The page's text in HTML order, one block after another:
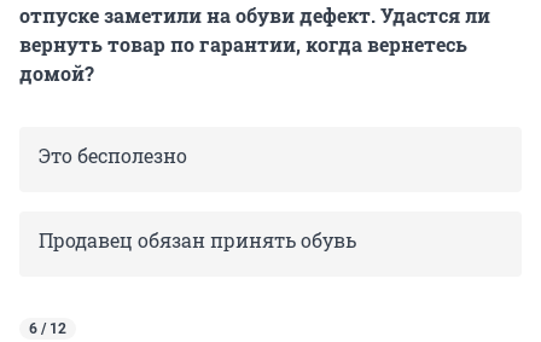
отпуске заметили на обуви дефект. Удастся ли
вернуть товар по гарантии, когда вернетесь
домой?
Это бесполезно
Продавец обязан принять обувь
6 / 12